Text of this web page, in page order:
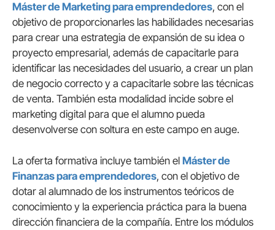
Máster de Marketing para emprendedores, con el
objetivo de proporcionarles las habilidades necesarias
para crear una estrategia de expansión de su idea o
proyecto empresarial, además de capacitarle para
identificar las necesidades del usuario, a crear un plan
de negocio correcto y a capacitarle sobre las técnicas
de venta. También esta modalidad incide sobre el
marketing digital para que el alumno pueda
desenvolverse con soltura en este campo en auge.
La oferta formativa incluye también el Máster de
Finanzas para emprendedores, con el objetivo de
dotar al alumnado de los instrumentos teóricos de
conocimiento y la experiencia práctica para la buena
dirección financiera de la compañía. Entre los módulos